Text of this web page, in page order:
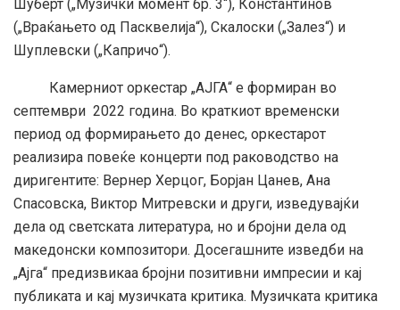
Шуберт („Музички момент бр. 3“), Константинов
(„Враќањето од Пасквелија“), Скалоски („Залез“) и
Шуплевски („Капричо“).
Камерниот оркестар „АЈГА“ е формиран во
септември 2022 година. Во краткиот временски
период од формирањето до денес, оркестарот
реализира повеќе концерти под раководство на
диригентите: Вернер Херцог, Борјан Цанев, Ана
Спасовска, Виктор Митревски и други, изведувајќи
дела од светската литература, но и бројни дела од
македонски композитори. Досегашните изведби на
„Ајга“ предизвикаа бројни позитивни импресии и кај
публиката и кај музичката критика. Музичката критика